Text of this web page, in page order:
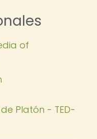
of
Platón - TED-